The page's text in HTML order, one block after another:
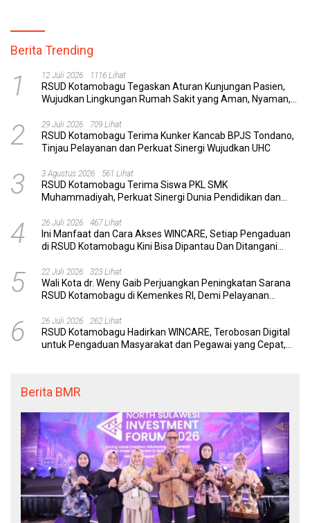
Berita Trending
1 12 Juli 2026 1116 Lihat
RSUD Kotamobagu Tegaskan Aturan Kunjungan Pasien,
Wujudkan Lingkungan Rumah Sakit yang Aman, Nyaman,
2 29 Juli 2026 709 Lihat
RSUD Kotamobagu Terima Kunker Kancab BPJS Tondano,
Tinjau Pelayanan dan Perkuat Sinergi Wujudkan UHC
3 3 Agustus 2026 561 Lihat
RSUD Kotamobagu Terima Siswa PKL SMK
Muhammadiyah, Perkuat Sinergi Dunia Pendidikan dan
4 26 Juli 2026 467 Lihat
Ini Manfaat dan Cara Akses WINCARE, Setiap Pengaduan
di RSUD Kotamobagu Kini Bisa Dipantau Dan Ditangani
5 22 Juli 2026 323 Lihat
Wali Kota dr. Weny Gaib Perjuangkan Peningkatan Sarana
RSUD Kotamobagu di Kemenkes RI, Demi Pelayanan
6 26 Juli 2026 262 Lihat
RSUD Kotamobagu Hadirkan WINCARE, Terobosan Digital
untuk Pengaduan Masyarakat dan Pegawai yang Cepat,
Berita BMR